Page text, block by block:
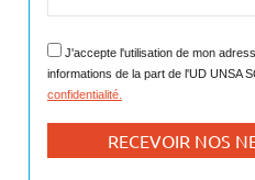
J'accepte l'utilisation de mon
informations de la part de l'UD UNSA
confidentialité.